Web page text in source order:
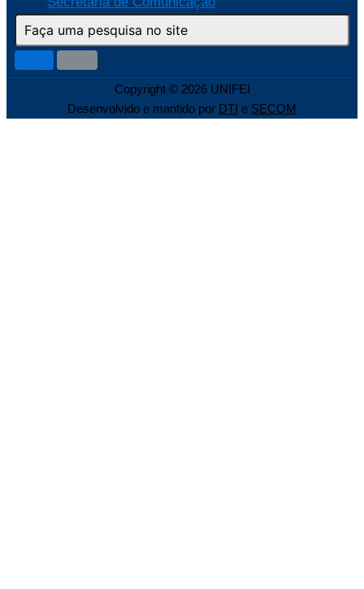
Copyright © 2026 UNIFEI
Desenvolvido e mantido por DTI e SECOM